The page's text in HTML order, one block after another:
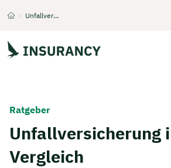
> Unfallversicherung
Finanzen
Ratgeber
Unfallversicherung
Vergleich